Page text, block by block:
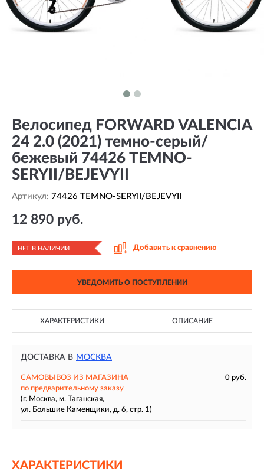
Велосипед FORWARD VALENCIA
24 2.0 (2021) темно-серый/
бежевый 74426 TEMNO-
SERYII/BEJEVYII
Артикул: 74426 TEMNO-SERYII/BEJEVYII
12 890 руб.
НЕТ В НАЛИЧИИ Добавить к сравнению
УВЕДОМИТЬ О ПОСТУПЛЕНИИ
ХАРАКТЕРИСТИКИ ОПИСАНИЕ
ДОСТАВКА В МОСКВА
САМОВЫВОЗ ИЗ МАГАЗИНА
0 руб.
по предварительному заказу
(г. Москва, м. Таганская,
ул. Большие Каменщики, д. 6, стр. 1)
ХАРАКТЕРИСТИКИ